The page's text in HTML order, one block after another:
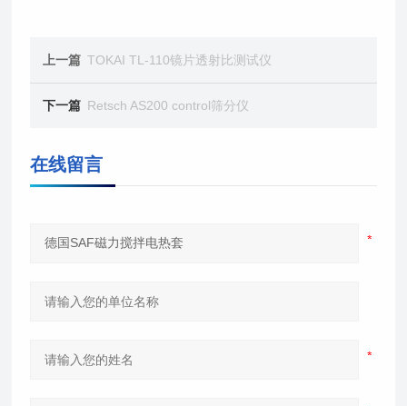
上一篇 TOKAI TL-110镜片透射比测试仪
下一篇 Retsch AS200 control筛分仪
在线留言